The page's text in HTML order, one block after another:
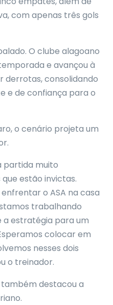
com apenas três gols
O clube alagoano
e avançou à
derrotas, consolidando
e de confiança para o
o cenário projeta um
partida muito
estão invictas.
o ASA na casa
trabalhando
a estratégia para um
colocar em
nesses dois
o treinador.
destacou a